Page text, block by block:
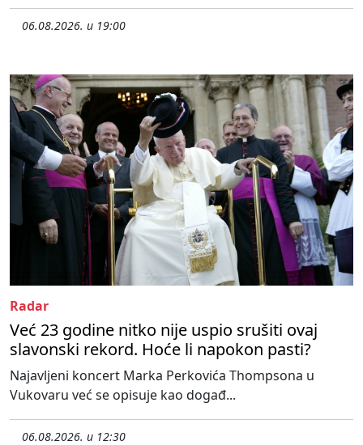
06.08.2026. u 19:00
Radar
Već 23 godine nitko nije uspio srušiti ovaj
slavonski rekord. Hoće li napokon pasti?
Najavljeni koncert Marka Perkovića Thompsona u
Vukovaru već se opisuje kao događ...
06.08.2026. u 12:30